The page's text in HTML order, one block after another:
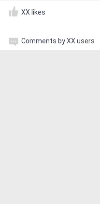
XX likes
Comments by XX users